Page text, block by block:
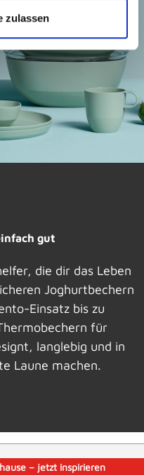
zulassen
gut
die dir das Leben
Joghurtbechern
Einsatz bis zu
für
langlebig und in
Laune machen.
– jetzt inspirieren